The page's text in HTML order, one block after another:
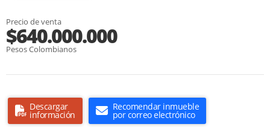
Precio de venta
$640.000.000
Pesos Colombianos
Descargar
información
Recomendar inmueble
por correo electrónico